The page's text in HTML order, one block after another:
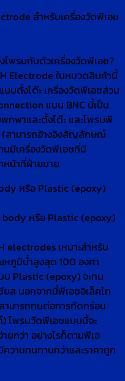
สำหรับเครื่องวัดพีเอช
โพรบกับตัวเครื่องวัดพีเอช?
Electrode ในหมวดสินค้านี้
บตั้งโต๊ะ เครื่องวัดพีเอชส่วน
แบบ BNC นี้เป็น
พาและตั้งโต๊ะ และโพรบพี
(สามารถอ้างอิงสัญลักษณ์
นมีเครื่องวัดพีเอชที่มี
น้าที่ฝ่ายขาย
หรือ Plastic (epoxy)
body หรือ Plastic (epoxy)
electrodes เหมาะสำหรับ
ภูมิน้ำสูงสุด 100 องศา
บ Plastic (epoxy) จะทน
ส นอกจากนี้พีเอชอิเล็คโท
มารถทนต่อการกัดกร่อน
) โพรบวัดพีเอชแบบนี้จะ
ยกว่า อย่างไรก็ตามพีเอ
ามทนทานกว่าและราคาถูก